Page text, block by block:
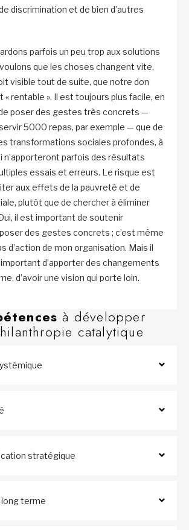
discrimination et de bien d’autres
parfois un peu trop aux solutions
que les choses changent vite,
visible tout de suite, que notre don
« rentable ». Il est toujours plus facile, en
poser des gestes très concrets —
5000 repas, par exemple — que de
transformations sociales profondes, à
n’apporteront parfois des résultats
essais et erreurs. Le risque est
aux effets de la pauvreté et de
plutôt que de chercher à éliminer
il est important de soutenir
des gestes concrets ; c’est même
d’action de mon organisation. Mais il
d’apporter des changements
d’avoir une vision qui porte loin.
à développer
catalytique
stratégique
long terme